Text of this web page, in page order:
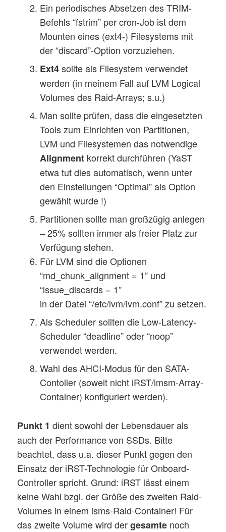
Ein periodisches Absetzen des TRIM-
Befehls “fstrim” per cron-Job ist dem
Mounten eines (ext4-) Filesystems mit
der “discard”-Option vorzuziehen.
Ext4sollte als Filesystem verwendet
werden (in meinem Fall auf LVM Logical
Volumes des Raid-Arrays; s.u.)
Man sollte prüfen, dass die eingesetzten
Tools zum Einrichten von Partitionen,
LVM und Filesystemen das notwendige
Alignment korrekt durchführen (YaST
etwa tut dies automatisch, wenn unter
den Einstellungen “Optimal” als Option
gewählt wurde !)
Partitionen sollte man großzügig anlegen
– 25% sollten immer als freier Platz zur
Verfügung stehen.
Für LVM sind die Optionen
“md_chunk_alignment = 1” und
“issue_discards = 1”
in der Datei “/etc/lvm/lvm.conf” zu setzen.
Als Scheduler sollten die Low-Latency-
Scheduler “deadline” oder “noop”
verwendet werden.
Wahl des AHCI-Modus für den SATA-
Contoller (soweit nicht iRST/imsm-Array-
Container) konfiguriert werden).
Punkt 1 dient sowohl der Lebensdauer als
auch der Performance von SSDs. Bitte
beachtet, dass u.a. dieser Punkt gegen den
Einsatz der iRST-Technologie für Onboard-
Controller spricht. Grund: iRST lässt einem
keine Wahl bzgl. der Größe des zweiten Raid-
Volumes in einem isms-Raid-Container! Für
das zweite Volume wird dergesamte noch